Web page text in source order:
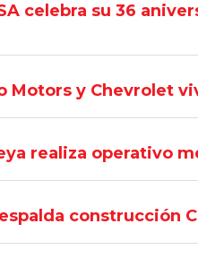
celebra su 36
Motors y Chevrolet
realiza operativo
construcción